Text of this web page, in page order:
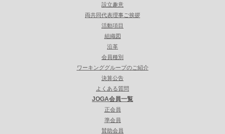
設立趣意
両共同代表理事ご挨拶
活動項目
組織図
沿革
会員種別
ワーキンググループのご紹介
決算公告
よくある質問
JOGA会員一覧
正会員
準会員
賛助会員